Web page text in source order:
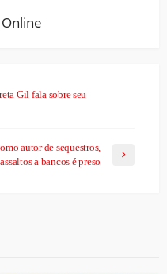
Gil fala sobre seu
autor de sequestros,
a bancos é preso